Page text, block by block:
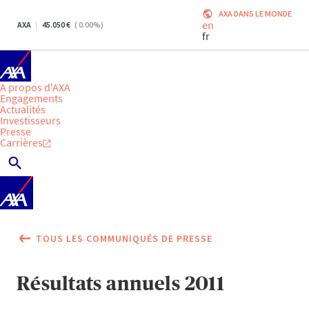
AXA 45.050 ( 0.00%)
AXA DANS LE MONDE
en
fr
A propos d'AXA
Engagements
Actualités
Investisseurs
Presse
Carrières
TOUS LES COMMUNIQUÉS DE PRESSE
Résultats annuels 2011